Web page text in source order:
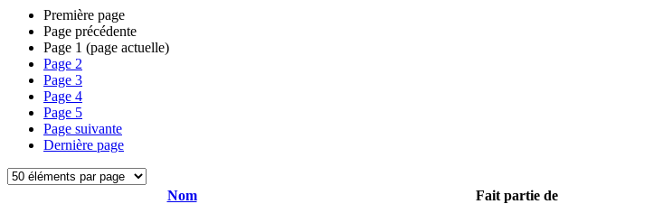
Première page
Page précédente
Page 1 (page actuelle)
Page 2
Page 3
Page 4
Page 5
Page suivante
Dernière page
Nom Fait partie de